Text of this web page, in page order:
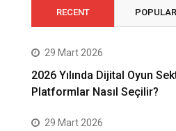
RECENT POPULAR
29 Mart 2026
2026 Yılında Dijital Oyun
Platformlar Nasıl Seçilir?
29 Mart 2026